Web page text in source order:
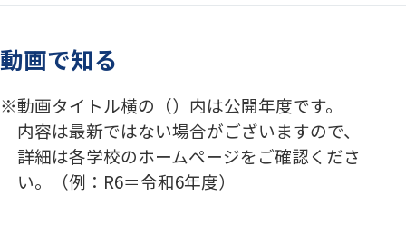
動画で知る
動画タイトル横の（）内は公開年度です。
内容は最新ではない場合がございますので、
詳細は各学校のホームページをご確認くださ
い。（例：R6＝令和6年度）